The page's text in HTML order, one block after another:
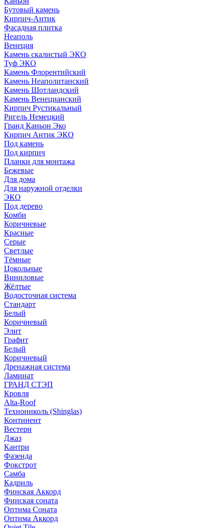
Бутовый камень
Кирпич-Антик
Фасадная плитка
Неаполь
Венеция
Камень скалистый ЭКО
Туф ЭКО
Камень Флорентийский
Камень Неаполитанский
Камень Шотландский
Камень Венецианский
Кирпич Рустикальный
Ригель Немецкий
Гранд Каньон Эко
Кирпич Антик ЭКО
Под камень
Под кирпич
Планки для монтажа
Бежевые
Для дома
Для наружной отделки
ЭКO
Под дерево
Комби
Коричневые
Красные
Серые
Светлые
Тёмные
Цокольные
Виниловые
Жёлтые
Водосточная система
Стандарт
Белый
Коричневый
Элит
Графит
Белый
Коричневый
Дренажная система
Ламинат
ГРАНД СТЭП
Кровля
Alta-Roof
Технониколь (Shinglas)
Континент
Вестерн
Джаз
Кантри
Фазенда
Фокстрот
Самба
Кадриль
Финская Аккорд
Финская соната
Оптима Соната
Оптима Аккорд